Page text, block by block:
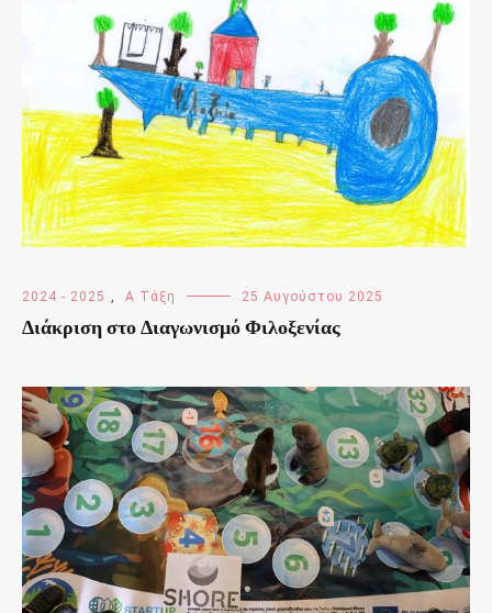
2024 - 2025 Α Τάξη 25 Αυγούστου 2025
Διάκριση στο Διαγωνισμό Φιλοξενίας